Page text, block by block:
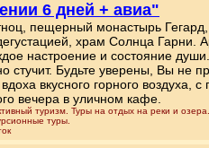
6 дней + авиа"
пещерный монастырь
храм Солнца Гарни.
настроение и состояние
стучит. Будьте уверены, Вы не
вкусного горного воздуха, с
вечера в уличном кафе.
туризм. Туры на отдых на реки и
туры.